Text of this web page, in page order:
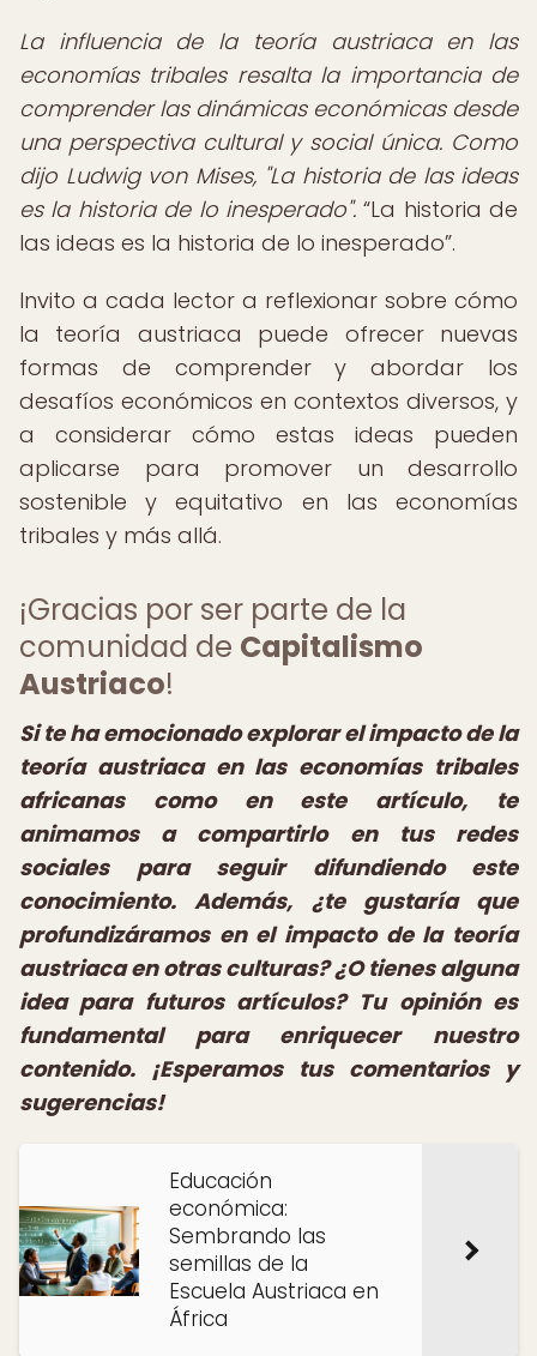
La influencia de la teoría austriaca en las
economías tribales resalta la importancia de
comprender las dinámicas económicas desde
una perspectiva cultural y social única. Como
dijo Ludwig von Mises, "La historia de las ideas
es la historia de lo inesperado". La historia de
las ideas es la historia de lo inesperado .
Invito a cada lector a reflexionar sobre cómo
la teoría austriaca puede ofrecer nuevas
formas de comprender y abordar los
desafíos económicos en contextos diversos, y
a considerar cómo estas ideas pueden
aplicarse para promover un desarrollo
sostenible y equitativo en las economías
tribales y más allá.
¡Gracias por ser parte de la
comunidad de Capitalismo
Austriaco!
Si te ha emocionado explorar el impacto de la
teoría austriaca en las economías tribales
africanas como en este artículo, te
animamos a compartirlo en tus redes
sociales para seguir difundiendo este
conocimiento. Además, ¿te gustaría que
profundizáramos en el impacto de la teoría
austriaca en otras culturas? ¿O tienes alguna
idea para futuros artículos? Tu opinión es
fundamental para enriquecer nuestro
contenido. ¡Esperamos tus comentarios y
sugerencias!
Educación
económica:
Sembrando las
semillas de la
Escuela Austriaca en
África